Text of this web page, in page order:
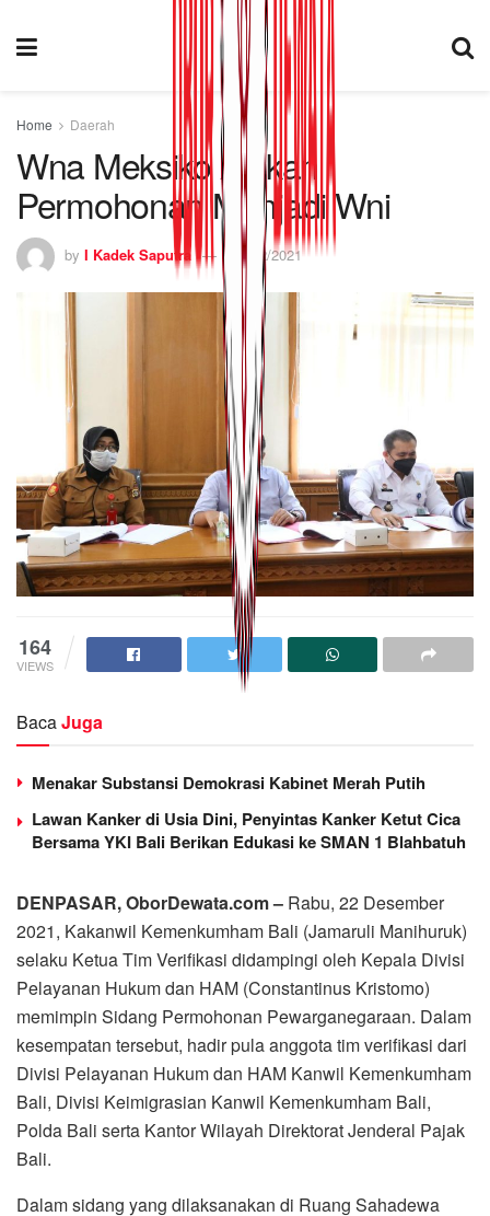
Home Daerah
Wna Meksiko Ajukan
Permohonan Menjadi Wni
by I Kadek Saputra 22/12/2021
164
VIEWS
BacaJuga
Menakar Substansi Demokrasi Kabinet Merah Putih
Lawan Kanker di Usia Dini, Penyintas Kanker Ketut Cica
Bersama YKI Bali Berikan Edukasi ke SMAN 1 Blahbatuh
DENPASAR, OborDewata.com – Rabu, 22 Desember
2021, Kakanwil Kemenkumham Bali (Jamaruli Manihuruk)
selaku Ketua Tim Verifikasi didampingi oleh Kepala Divisi
Pelayanan Hukum dan HAM (Constantinus Kristomo)
memimpin Sidang Permohonan Pewarganegaraan. Dalam
kesempatan tersebut, hadir pula anggota tim verifikasi dari
Divisi Pelayanan Hukum dan HAM Kanwil Kemenkumham
Bali, Divisi Keimigrasian Kanwil Kemenkumham Bali,
Polda Bali serta Kantor Wilayah Direktorat Jenderal Pajak
Bali.
Dalam sidang yang dilaksanakan di Ruang Sahadewa